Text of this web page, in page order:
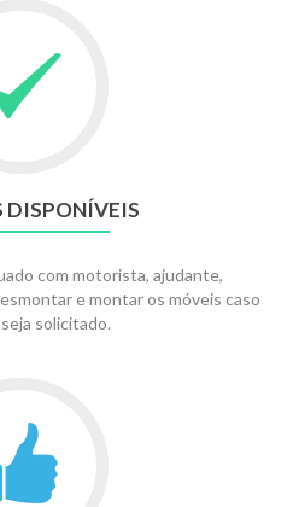
DISPONÍVEIS
com motorista, ajudante,
e montar os móveis caso
solicitado.